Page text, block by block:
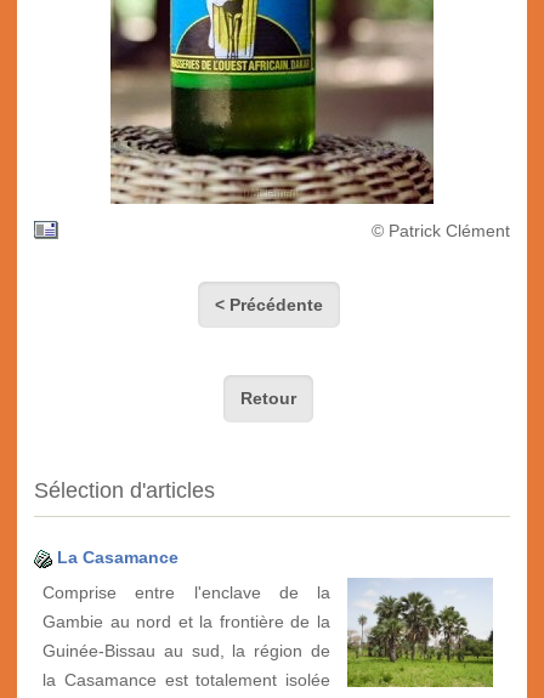
© Patrick Clément
< Précédente
Retour
Sélection d'articles
La Casamance
Comprise entre l'enclave de la
Gambie au nord et la frontière de la
Guinée-Bissau au sud, la région de
la Casamance est totalement isolée